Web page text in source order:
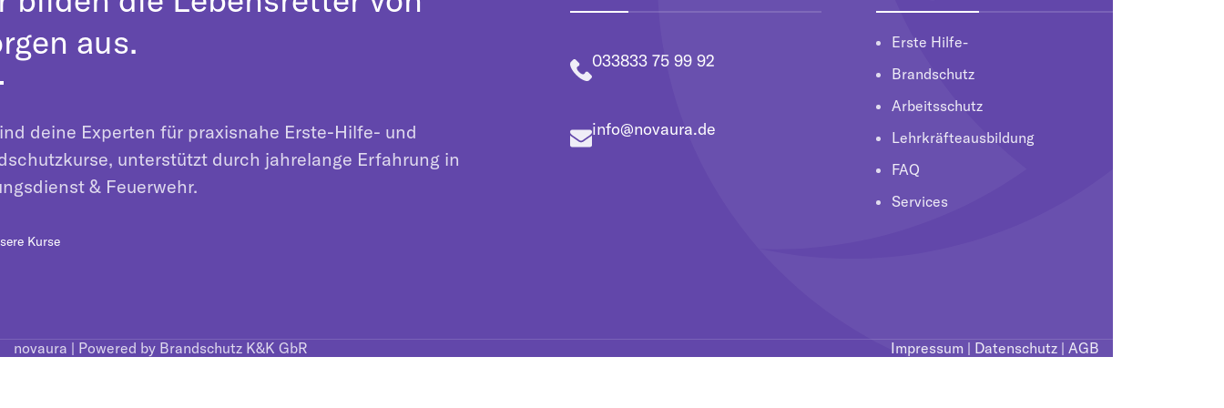
aus.
deine Experten für praxisnahe Erste-Hilfe- und
unterstützt durch jahrelange Erfahrung in
& Feuerwehr.
Kurse
033833 75 99 92
info@novaura.de
Erste Hilfe-
Brandschutz
Arbeitsschutz
Lehrkräfteausbildung
FAQ
Services
novaura | Powered by Brandschutz K&K GbR Impressum | Datenschutz | AGB